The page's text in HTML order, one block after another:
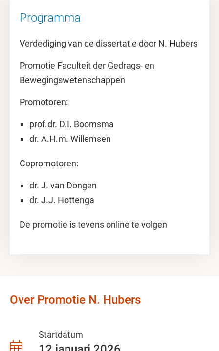
Programma
Verdediging van de dissertatie door N. Hubers
Promotie Faculteit der Gedrags- en
Bewegingswetenschappen
Promotoren:
prof.dr. D.I. Boomsma
dr. A.H.m. Willemsen
Copromotoren:
dr. J. van Dongen
dr. J.J. Hottenga
De promotie is tevens online te volgen
Over Promotie N. Hubers
Startdatum